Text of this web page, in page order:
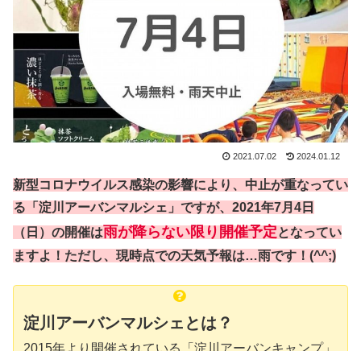
2021.07.02 2024.01.12
新型コロナウイルス感染の影響により、中止が重なってい
る「淀川アーバンマルシェ」ですが、2021年7月4日
（日）の開催は雨が降らない限り開催予定となってい
ますよ！ただし、現時点での天気予報は…雨です！(^^;)
淀川アーバンマルシェとは？